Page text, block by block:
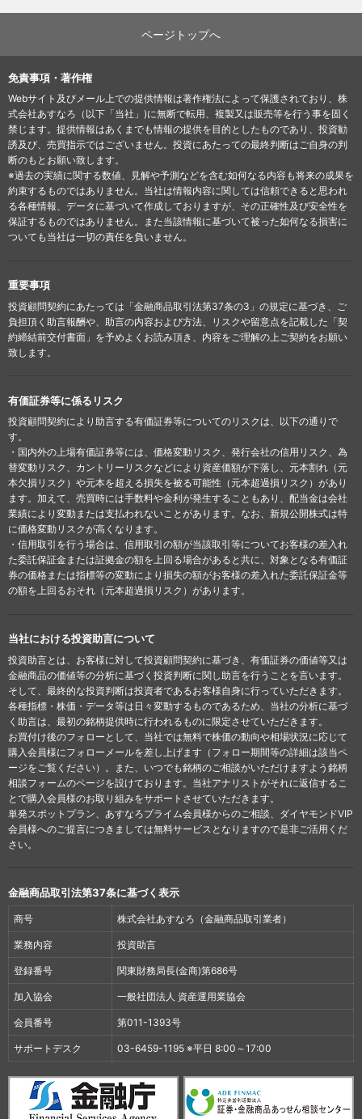
ページトップへ
免責事項・著作権
Webサイト及びメール上での提供情報は著作権法によって保護されており、株
式会社あすなろ（以下「当社」)に無断で転用、複製又は販売等を行う事を固く
禁じます。提供情報はあくまでも情報の提供を目的としたものであり、投資勧
誘及び、売買指示ではございません。投資にあたっての最終判断はご自身の判
断のもとお願い致します。
※過去の実績に関する数値、見解や予測などを含む如何なる内容も将来の成果を
約束するものではありません。当社は情報内容に関しては信頼できると思われ
る各種情報、データに基づいて作成しておりますが、その正確性及び安全性を
保証するものではありません。また当該情報に基づいて被った如何なる損害に
ついても当社は一切の責任を負いません。
重要事項
投資顧問契約にあたっては「金融商品取引法第37条の3」の規定に基づき、ご
負担頂く助言報酬や、助言の内容および方法、リスクや留意点を記載した「契
約締結前交付書面」を予めよくお読み頂き、内容をご理解の上ご契約をお願い
致します。
有価証券等に係るリスク
投資顧問契約により助言する有価証券等についてのリスクは、以下の通りで
す。
・国内外の上場有価証券等には、価格変動リスク、発行会社の信用リスク、為
替変動リスク、カントリーリスクなどにより資産価額が下落し、元本割れ（元
本欠損リスク）や元本を超える損失を被る可能性（元本超過損リスク）があり
ます。加えて、売買時には手数料や金利が発生することもあり、配当金は会社
業績により変動または支払われないことがあります。なお、新規公開株式は特
に価格変動リスクが高くなります。
・信用取引を行う場合は、信用取引の額が当該取引等についてお客様の差入れ
た委託保証金または証拠金の額を上回る場合があると共に、対象となる有価証
券の価格または指標等の変動により損失の額がお客様の差入れた委託保証金等
の額を上回るおそれ（元本超過損リスク）があります。
当社における投資助言について
投資助言とは、お客様に対して投資顧問契約に基づき、有価証券の価値等又は
金融商品の価値等の分析に基づく投資判断に関し助言を行うことを言います。
そして、最終的な投資判断は投資者であるお客様自身に行っていただきます。
各種指標・株価・データ等は日々変動するものであるため、当社の分析に基づ
く助言は、最初の銘柄提供時に行われるものに限定させていただきます。
お買付け後のフォローとして、当社では無料で株価の動向や相場状況に応じて
購入会員様にフォローメールを差し上げます（フォロー期間等の詳細は該当ペ
ージをご覧ください）。また、いつでも銘柄のご相談がいただけますよう銘柄
相談フォームのページを設けております。当社アナリストがそれに返信するこ
とで購入会員様のお取り組みをサポートさせていただきます。
単発スポットプラン、あすなろプライム会員様からのご相談、ダイヤモンドVIP
会員様へのご提言につきましては無料サービスとなりますので是非ご活用くだ
さい。
金融商品取引法第37条に基づく表示
商号 株式会社あすなろ（金融商品取引業者）
業務内容 投資助言
登録番号 関東財務局長(金商)第686号
加入協会 一般社団法人 資産運用業協会
会員番号 第011-1393号
サポートデスク 03-6459-1195 ※平日 8:00～17:00